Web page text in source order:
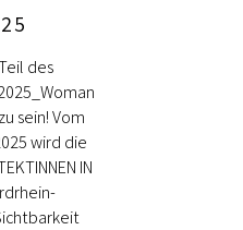
des
sein! Vom
wird die
IN